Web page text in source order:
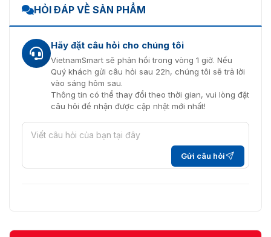
Giao thức Pelco-D, Pelco-P
Bảo vệ chống
xâm nhập
IP66
Môi trường làm
-20°C ~ 60°C, RH<90%
Nguồn điện PoE/DC 12V4A
Chống sét EDS 4000V
Cân nặng 3,5kg
HỎI ĐÁP VỀ SẢN PHẨM
Hãy đặt câu hỏi cho chúng tôi
VietnamSmart sẽ phản hồi trong vòng 1 giờ. Nếu
Quý khách gửi câu hỏi sau 22h, chúng tôi sẽ trả lời
vào sáng hôm sau.
Thông tin có thể thay đổi theo thời gian, vui lòng đặt
câu hỏi để nhận được cập nhật mới nhất!
Gửi câu hỏi